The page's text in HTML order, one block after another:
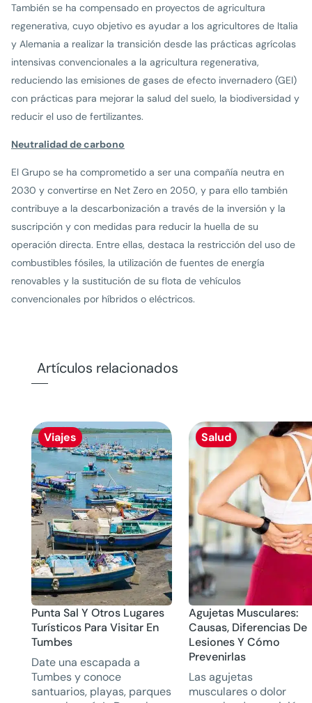
También se ha compensado en proyectos de agricultura
regenerativa, cuyo objetivo es ayudar a los agricultores de Italia
y Alemania a realizar la transición desde las prácticas agrícolas
intensivas convencionales a la agricultura regenerativa,
reduciendo las emisiones de gases de efecto invernadero (GEI)
con prácticas para mejorar la salud del suelo, la biodiversidad y
reducir el uso de fertilizantes.
Neutralidad de carbono
El Grupo se ha comprometido a ser una compañía neutra en
2030 y convertirse en Net Zero en 2050, y para ello también
contribuye a la descarbonización a través de la inversión y la
suscripción y con medidas para reducir la huella de su
operación directa. Entre ellas, destaca la restricción del uso de
combustibles fósiles, la utilización de fuentes de energía
renovables y la sustitución de su flota de vehículos
convencionales por híbridos o eléctricos.
Artículos relacionados
Viajes
Punta Sal Y Otros Lugares
Turísticos Para Visitar En
Tumbes
Date una escapada a
Tumbes y conoce
santuarios, playas, parques
Salud
Agujetas Musculares:
Causas, Diferencias De
Lesiones Y Cómo
Prevenirlas
Las agujetas
musculares o dolor